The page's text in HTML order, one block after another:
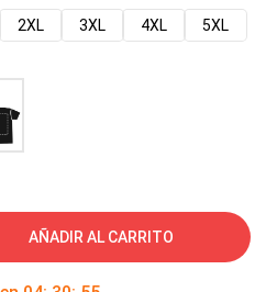
2XL 3XL 4XL
5XL
AÑADIR AL CARRITO